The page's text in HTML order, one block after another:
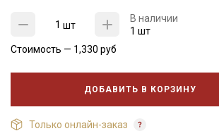
шт
В наличии
1 шт
Стоимость — 1,330 руб
ДОБАВИТЬ В КОРЗИНУ
Только онлайн-заказ